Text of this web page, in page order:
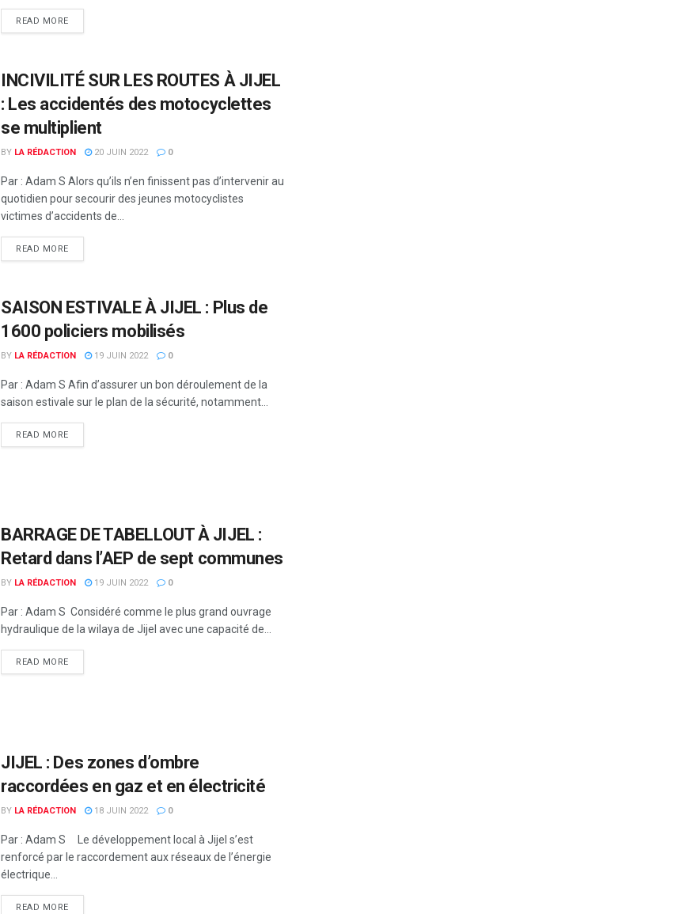
READ MORE
INCIVILITÉ SUR LES ROUTES À JIJEL
: Les accidentés des motocyclettes
se multiplient
BY LA RÉDACTION 20 JUIN 2022 0
Par : Adam S Alors qu’ils n’en finissent pas d’intervenir au
quotidien pour secourir des jeunes motocyclistes
victimes d’accidents de...
READ MORE
SAISON ESTIVALE À JIJEL : Plus de
1600 policiers mobilisés
BY LA RÉDACTION 19 JUIN 2022 0
Par : Adam S Afin d’assurer un bon déroulement de la
saison estivale sur le plan de la sécurité, notamment...
READ MORE
BARRAGE DE TABELLOUT À JIJEL :
Retard dans l’AEP de sept communes
BY LA RÉDACTION 19 JUIN 2022 0
Par : Adam S Considéré comme le plus grand ouvrage
hydraulique de la wilaya de Jijel avec une capacité de...
READ MORE
JIJEL : Des zones d’ombre
raccordées en gaz et en électricité
BY LA RÉDACTION 18 JUIN 2022 0
Par : Adam S Le développement local à Jijel s’est
renforcé par le raccordement aux réseaux de l’énergie
électrique...
READ MORE